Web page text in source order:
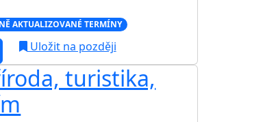
AKTUALIZOVANÉ TERMÍNY
Uložit na později
turistika,